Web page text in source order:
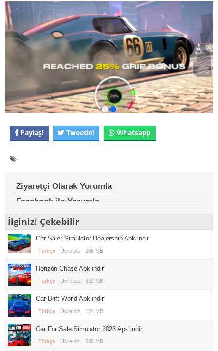
Paylaş! Tweetle! Whatsapp
Ziyaretçi Olarak Yorumla
Facebook ile Yorumla
İlginizi Çekebilir
Car Saler Simulator Dealership Apk indir
Türkçe Ücretsiz 266 MB
Horizon Chase Apk indir
Türkçe Ücretsiz 392 MB
Car Drift World Apk indir
Türkçe Ücretsiz 174 MB
Car For Sale Simulator 2023 Apk indir
Türkçe Ücretsiz 586 MB